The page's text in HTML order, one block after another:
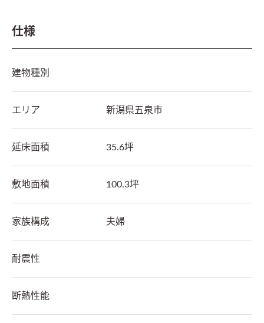
仕様
建物種別
エリア 新潟県五泉市
延床面積 35.6坪
敷地面積 100.3坪
家族構成 夫婦
耐震性
断熱性能